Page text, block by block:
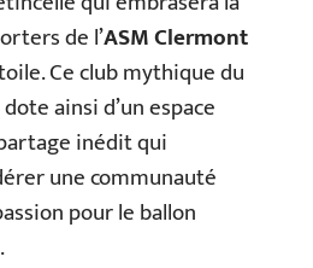
de l’ASM Clermont
Ce club mythique du
ainsi d’un espace
inédit qui
une communauté
pour le ballon